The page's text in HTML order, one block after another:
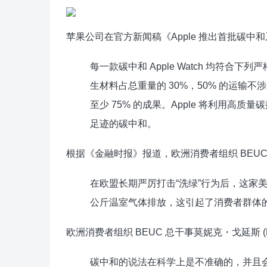
苹果公司在官方新闻稿《Apple 推出首批碳中
每一款碳中和 Apple Watch 均符合下列
生材料占总重量的 30%，50% 的运输不
至少 75% 的成果。Apple 将利用高质量
足迹的碳中和。
根据《金融时报》报道，欧洲消费者组织
在欧盟长期严厉打击“洗绿”行为后，这家
公斤温室气体排放，这引起了消费者群体
欧洲消费者组织 BEUC 总干事莫妮克・戈延斯
碳中和的说法在科学上是不准确的，并